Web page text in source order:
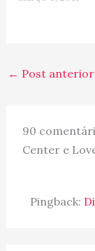
← Post anterior
90
Center e
Pingback: